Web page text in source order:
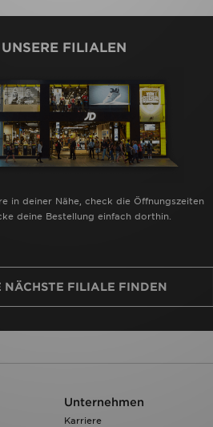
UNSERE FILIALEN
in deiner Nähe, check die Öffnungszeiten
deine Bestellung einfach dorthin.
NÄCHSTE FILIALE FINDEN
Unternehmen
Karriere